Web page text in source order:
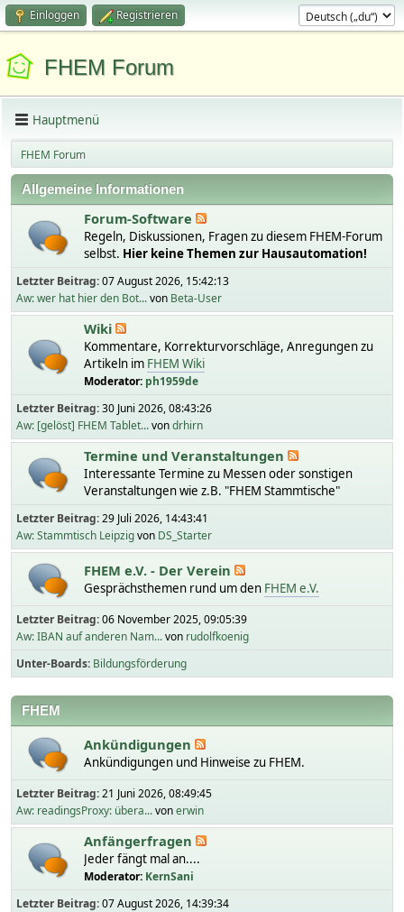
Einloggen Registrieren
FHEM Forum
Hauptmenü
FHEM Forum
Allgemeine Informationen
Forum-Software
Regeln, Diskussionen, Fragen zu diesem FHEM-Forum
selbst. Hier keine Themen zur Hausautomation!
Letzter Beitrag:07 August 2026, 15:42:13
Aw: wer hat hier den Bot...von Beta-User
Wiki
Kommentare, Korrekturvorschläge, Anregungen zu
Artikeln im FHEM Wiki
Moderator: ph1959de
Letzter Beitrag:30 Juni 2026, 08:43:26
Aw: [gelöst] FHEM Tablet...vondrhirn
Termine und Veranstaltungen
Interessante Termine zu Messen oder sonstigen
Veranstaltungen wie z.B. "FHEM Stammtische"
Letzter Beitrag:29 Juli 2026, 14:43:41
Aw: Stammtisch Leipzigvon DS_Starter
FHEM e.V. - Der Verein
Gesprächsthemen rund um den FHEM e.V.
Letzter Beitrag:06 November 2025, 09:05:39
Aw: IBAN auf anderen Nam...von rudolfkoenig
Unter-Boards Bildungsförderung
FHEM
Ankündigungen
Ankündigungen und Hinweise zu FHEM.
Letzter Beitrag:21 Juni 2026, 08:49:45
Aw: readingsProxy: übera...vonerwin
Anfängerfragen
Jeder fängt mal an....
Moderator: KernSani
Letzter Beitrag:07 August 2026, 14:39:34